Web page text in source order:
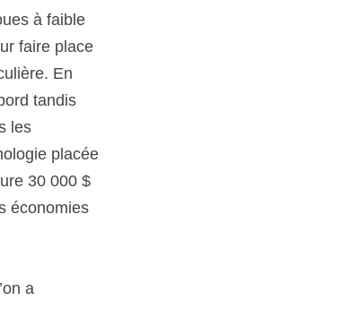
à faible
faire place
En
tandis
les
placée
30 000 $
économies
a